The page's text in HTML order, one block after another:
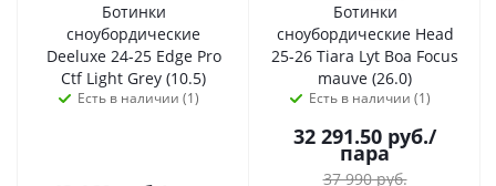
Ботинки
сноубордические
Deeluxe 24-25 Edge Pro
Ctf Light Grey (10.5)
Есть в наличии (1)
Ботинки
сноубордические Head
25-26 Tiara Lyt Boa Focus
mauve (26.0)
Есть в наличии (1)
32 291.50 руб./
пара
37 990руб.